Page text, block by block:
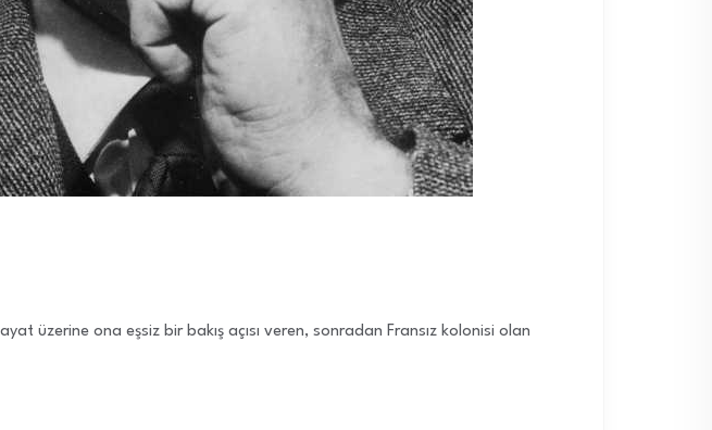
üzerine ona eşsiz bir bakış açısı veren, sonradan Fransız kolonisi olan